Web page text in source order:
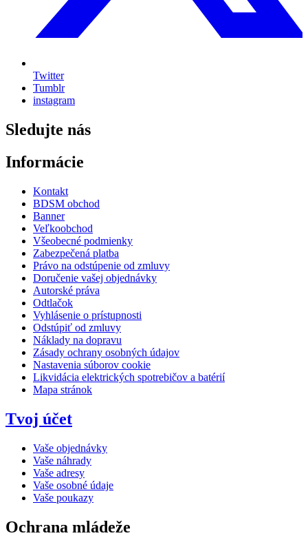
Twitter
Tumblr
instagram
Sledujte nás
Informácie
Kontakt
BDSM obchod
Banner
Veľkoobchod
Všeobecné podmienky
Zabezpečená platba
Právo na odstúpenie od zmluvy
Doručenie vašej objednávky
Autorské práva
Odtlačok
Vyhlásenie o prístupnosti
Odstúpiť od zmluvy
Náklady na dopravu
Zásady ochrany osobných údajov
Nastavenia súborov cookie
Likvidácia elektrických spotrebičov a batérií
Mapa stránok
Tvoj účet
Vaše objednávky
Vaše náhrady
Vaše adresy
Vaše osobné údaje
Vaše poukazy
Ochrana mládeže